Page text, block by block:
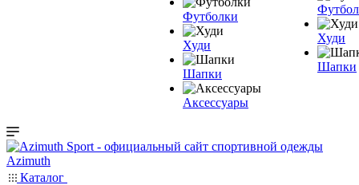
Футболки
Худи
Шапки
Аксессуары
Худи
Шапки
Каталог